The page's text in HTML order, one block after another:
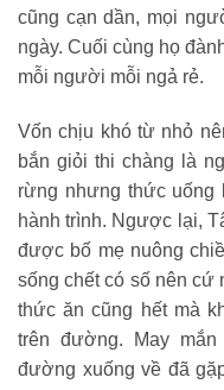
cũng cạn dần, mọi
ngày. Cuối cùng họ
mỗi người mỗi ngả rẻ.
Vốn chịu khó từ nhỏ
bắn giỏi thi chàng là
rừng nhưng thức uống
hành trình. Ngược lại,
được bố mẹ nuông
sống chết có số nên cứ
thức ăn cũng hết mà
trên đường. May
đường xuống về đã